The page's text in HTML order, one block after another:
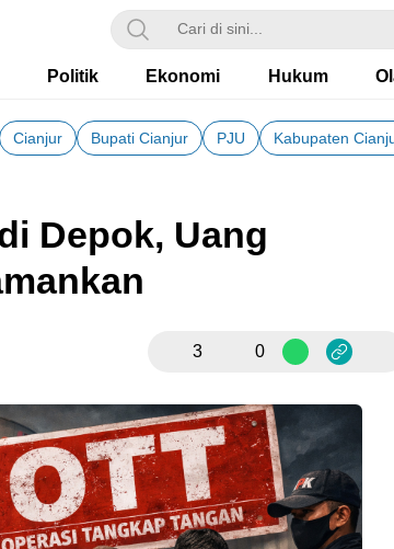
Politik Ekonomi Hukum
Cianjur Bupati Cianjur PJU Kabupaten
Depok, Uang
3 0